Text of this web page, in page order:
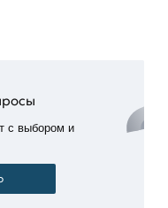
Труба
Вами для
или самовывоза.
Северсталь
всем
с выбором и